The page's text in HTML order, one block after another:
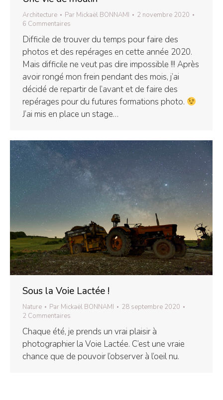
Architecture Par Mickaël BONNAMI
2 novembre 2020
6 Commentaires
Difficile de trouver du temps pour faire des
photos et des repérages en cette année 2020.
Mais difficile ne veut pas dire impossible !!! Après
avoir rongé mon frein pendant des mois, j’ai
décidé de repartir de l’avant et de faire des
repérages pour du futures formations photo.
J’ai mis en place un stage…
Sous la Voie Lactée !
Nature Par Mickaël BONNAMI
28 septembre 2020
2 Commentaires
Chaque été, je prends un vrai plaisir à
photographier la Voie Lactée. C’est une vraie
chance que de pouvoir l’observer à l’oeil nu.